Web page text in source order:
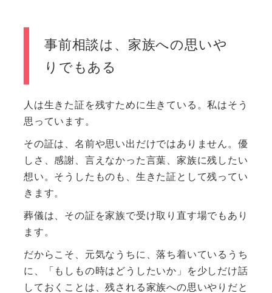
事前相談は、家族への思いや
りでもある
人は生きた証を残すために生きている。私はそう
思っています。
その証は、名前や思い出だけではありません。優
しさ、感謝、言えなかった言葉、家族に残したい
想い。そうしたものも、生きた証として残ってい
きます。
葬儀は、その証を家族で受け取り直す場でもあり
ます。
だからこそ、元気なうちに、落ち着いているうち
に、「もしもの時はどうしたいか」を少しだけ話
しておくことは、残される家族への思いやりだと